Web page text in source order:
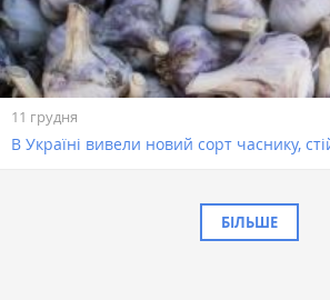
11 грудня
В Україні вивели новий сорт часнику,
БІЛЬШЕ